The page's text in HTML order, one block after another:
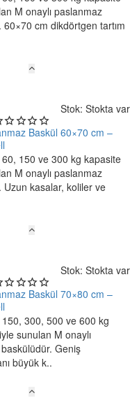
M onaylı paslanmaz
cm dikdörtgen tartım
Stok: Stokta var
Baskül 60×70 cm –
150 ve 300 kg kapasite
M onaylı paslanmaz
kasalar, koliler ve
Stok: Stokta var
Baskül 70×80 cm –
300, 500 ve 600 kg
sunulan M onaylı
Geniş
büyük k..